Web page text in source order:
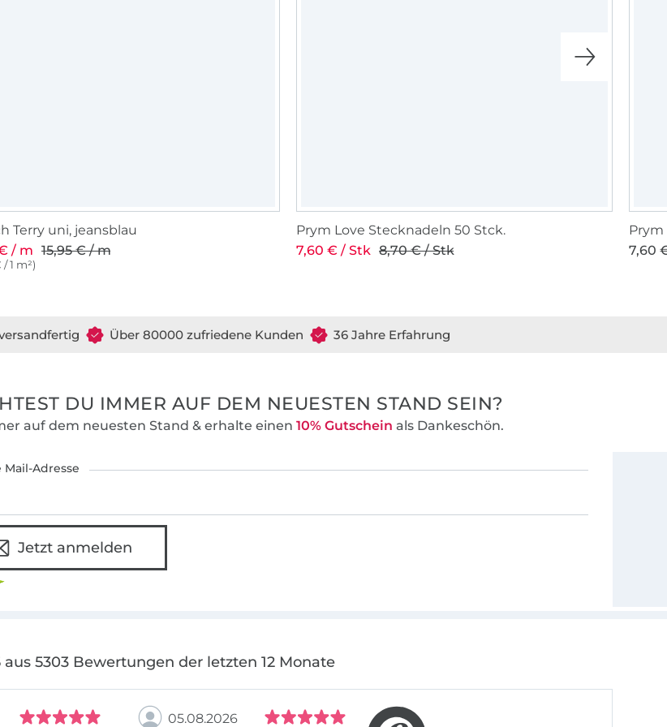
Terry uni, jeansblau
/ m 15,95 € / m
1 m²)
Prym Love Stecknadeln 50 Stck.
7,60 € / Stk 8,70 € / Stk
Prym
7,60
Über 80000 zufriedene Kunden 36 Jahre Erfahrung
DU IMMER AUF DEM NEUESTEN STAND SEIN?
auf dem neuesten Stand & erhalte einen 10% Gutschein als Dankeschön.
Mail-Adresse
Jetzt anmelden
aus 5303 Bewertungen der letzten 12 Monate
05.08.2026